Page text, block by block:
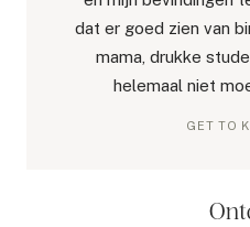
dat er goed zien van
mama, drukke
helemaal niet
GET TO